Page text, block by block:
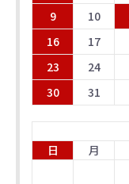
9
10
16
17
23
24
30
31
日
月